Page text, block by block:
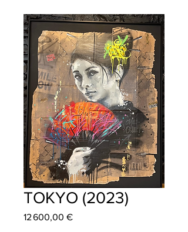
TOKYO (2023)
12 600,00 €Prix